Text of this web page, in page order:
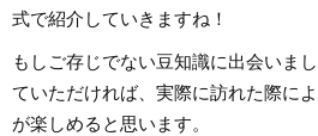
式で紹介していきますね！
もしご存じでない豆知識に出会いま
ていただければ、実際に訪れた際に
が楽しめると思います。